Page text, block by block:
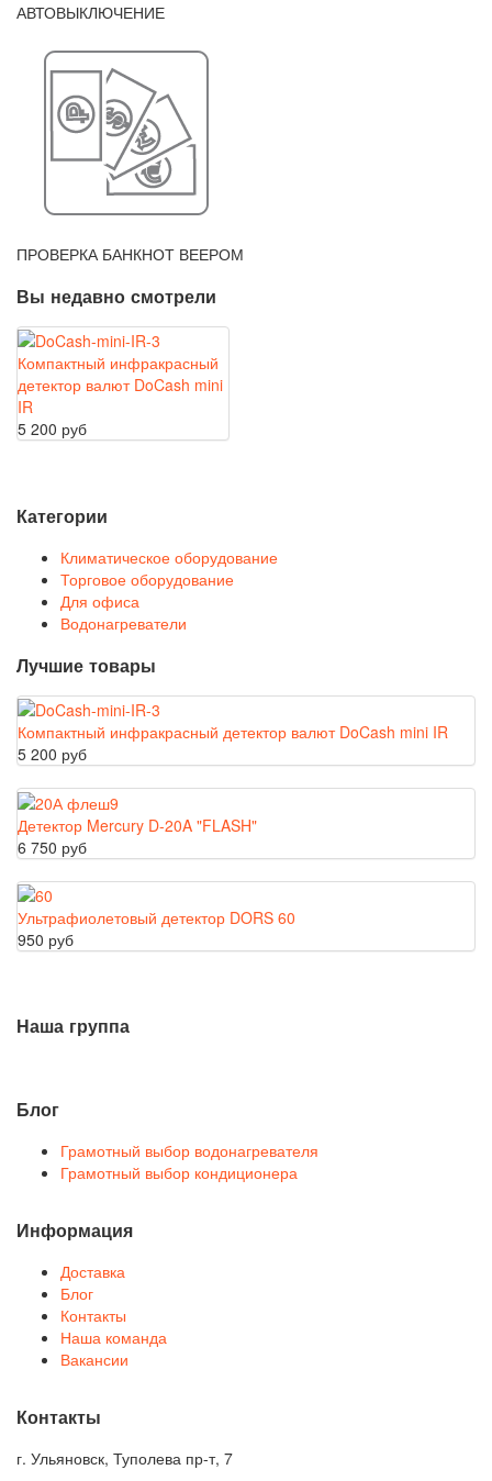
АВТОВЫКЛЮЧЕНИЕ
ПРОВЕРКА БАНКНОТ ВЕЕРОМ
Вы недавно смотрели
Компактный инфракрасный
детектор валют DoCash mini
IR
5 200 руб
Категории
Климатическое оборудование
Торговое оборудование
Для офиса
Водонагреватели
Лучшие товары
Компактный инфракрасный детектор валют DoCash mini IR
5 200 руб
Детектор Mercury D-20A "FLASH"
6 750 руб
Ультрафиолетовый детектор DORS 60
950 руб
Наша группа
Блог
Грамотный выбор водонагревателя
Грамотный выбор кондиционера
Информация
Доставка
Блог
Контакты
Наша команда
Вакансии
Контакты
г. Ульяновск, Туполева пр-т, 7